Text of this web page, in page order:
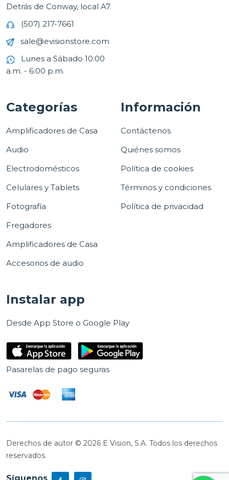
Detrás de Conway, local A7
(507) 217-7661
sale@evisionstore.com
Lunes a Sábado 10:00
a.m. - 6:00 p.m.
Categorías
Amplificadores de Casa
Audio
Electrodomésticos
Celulares y Tablets
Fotografía
Fregadores
Amplificadores de Casa
Accesorios de audio
Información
Contáctenos
Quiénes somos
Política de cookies
Términos y condiciones
Política de privacidad
Instalar app
Desde App Store o Google Play
Pasarelas de pago seguras
Derechos de autor © 2026 E Vision, S.A. Todos los derechos
reservados.